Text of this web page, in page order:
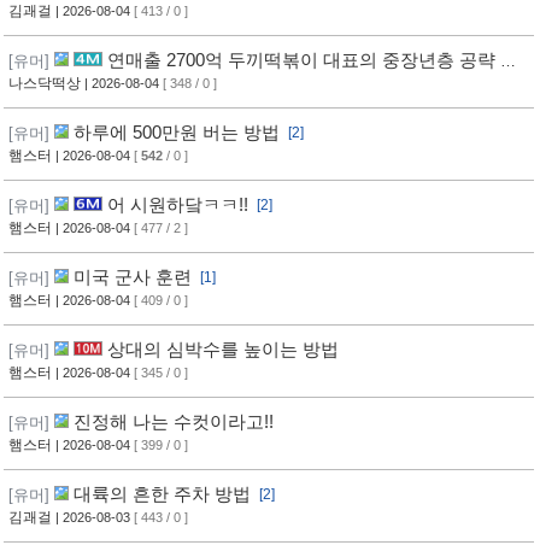
김괘걸 | 2026-08-04 [ 413 / 0 ]
[유머]
연매출 2700억 두끼떡볶이 대표의 중장년층 공략 방
법
나스닥떡상 | 2026-08-04 [ 348 / 0 ]
[유머] 하루에 500만원 버는 방법
[2]
햄스터 | 2026-08-04 [ 542 / 0 ]
[유머] 어 시원하닼ㅋㅋ!!
[2]
햄스터 | 2026-08-04 [ 477 / 2 ]
[유머] 미국 군사 훈련
[1]
햄스터 | 2026-08-04 [ 409 / 0 ]
[유머] 상대의 심박수를 높이는 방법
햄스터 | 2026-08-04 [ 345 / 0 ]
[유머] 진정해 나는 수컷이라고!!
햄스터 | 2026-08-04 [ 399 / 0 ]
[유머] 대륙의 흔한 주차 방법
[2]
김괘걸 | 2026-08-03 [ 443 / 0 ]